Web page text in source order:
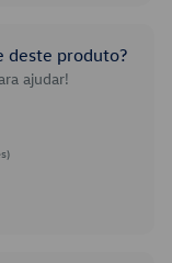
deste produto?
ajudar!